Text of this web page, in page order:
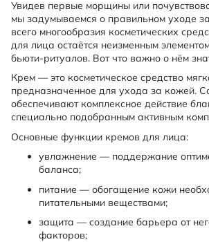
Увидев первые морщины или
мы задумываемся о правильном уходе
всего многообразия косметических
для лица остаётся неизменным
бьюти-ритуалов. Вот что важно о нём
Крем — это косметическое средство
предназначенное для ухода за кожей.
обеспечивают комплексное действие
специально подобранным активным
Основные функции кремов для лица:
увлажнение — поддержание
баланса;
питание — обогащение кожи
питательными веществами;
защита — создание барьера от
факторов;